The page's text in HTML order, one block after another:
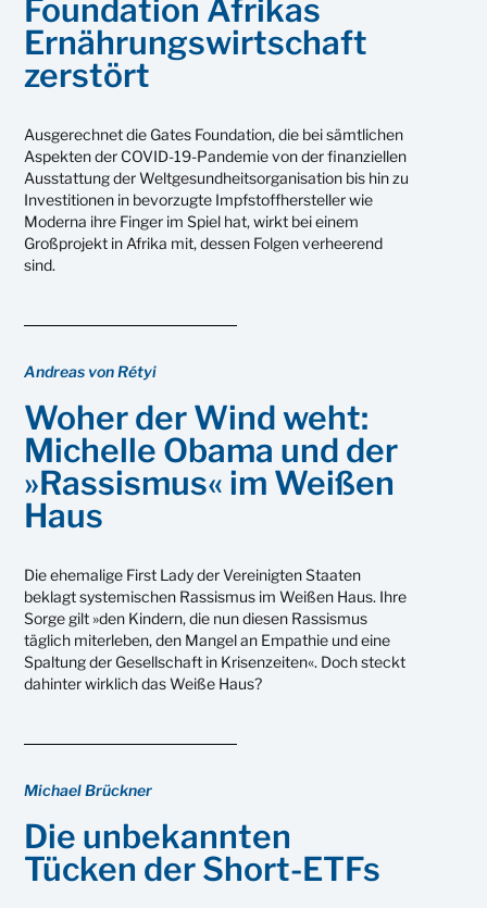
Foundation Afrikas
Ernährungswirtschaft
zerstört
Ausgerechnet die Gates Foundation, die bei sämtlichen
Aspekten der COVID-19-Pandemie von der finanziellen
Ausstattung der Weltgesundheitsorganisation bis hin zu
Investitionen in bevorzugte Impfstoffhersteller wie
Moderna ihre Finger im Spiel hat, wirkt bei einem
Großprojekt in Afrika mit, dessen Folgen verheerend
sind.
Andreas von Rétyi
Woher der Wind weht:
Michelle Obama und der
»Rassismus« im Weißen
Haus
Die ehemalige First Lady der Vereinigten Staaten
beklagt systemischen Rassismus im Weißen Haus. Ihre
Sorge gilt »den Kindern, die nun diesen Rassismus
täglich miterleben, den Mangel an Empathie und eine
Spaltung der Gesellschaft in Krisenzeiten«. Doch steckt
dahinter wirklich das Weiße Haus?
Michael Brückner
Die unbekannten
Tücken der Short-ETFs